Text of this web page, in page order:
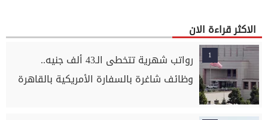
الاكثر قراءة الان
1
رواتب شهرية تتخطى الـ43 ألف جنيه..
وظائف شاغرة بالسفارة الأمريكية بالقاهرة